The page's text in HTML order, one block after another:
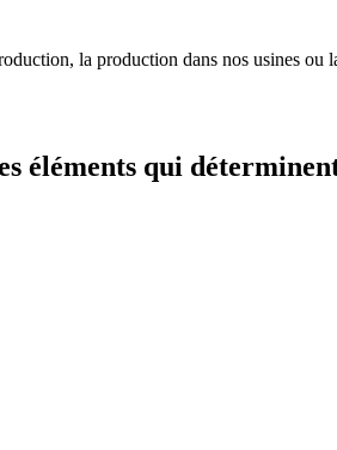
la production dans nos usines ou
éléments qui